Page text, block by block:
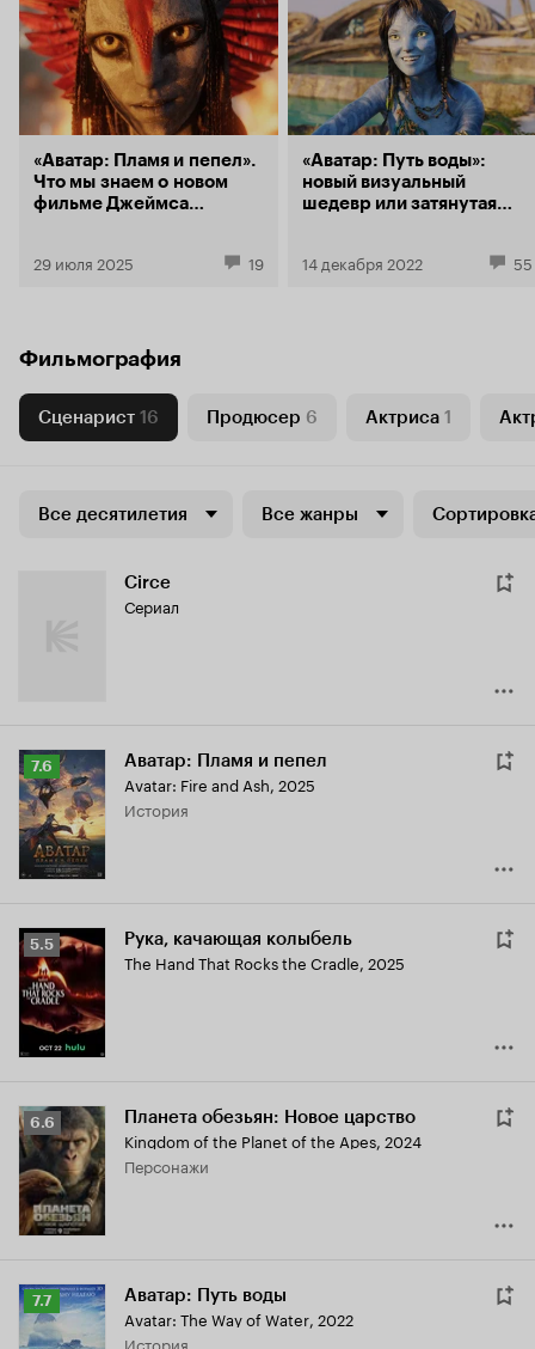
«Аватар: Пламя и пепел».
Что мы знаем о новом
фильме Джеймса
29 июля 2025 19
«Аватар: Путь воды»:
новый визуальный
шедевр или затянутая
Кэмерона
14 декабря 2022 55
Фильмография
Сценарист 16 Продюсер 6 Актриса 1
Все десятилетия Все жанры
Circe
Сериал
Рейтинг
Кинопоиска
7.6
7.6 Аватар: Пламя и пепел
Avatar: Fire and Ash, 2025
история
Рейтинг
Кинопоиска
5.5
5.5 Рука, качающая колыбель
The Hand That Rocks the Cradle, 2025
Рейтинг
Кинопоиска
6.6
6.6 Планета обезьян: Новое царство
Kingdom of the Planet of the Apes, 2024
персонажи
Рейтинг
Кинопоиска
7.7 Аватар: Путь воды
Avatar: The Way of Water, 2022
история